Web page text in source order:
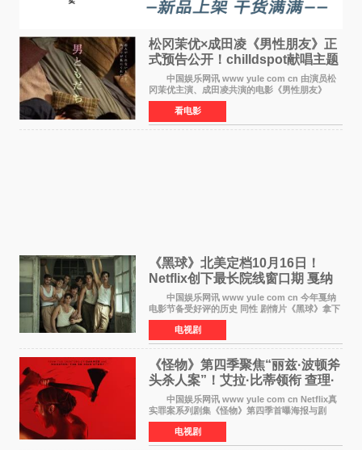
松冈茉优×成田凌《男性朋友》正
式预告公开！chilldspot献唱主题
中国娱乐网讯 www yule com cn 由演员松
冈茉优主演、成田凌共演的电影《男性朋友》
（三岛有纪子执导，11月6日上映）于8月5日公开
正式视觉图与正式预告片。同时，三人乐队
chilldspot为该片创
看电影
《黑球》北美定档10月16日！
Netflix创下最长院线窗口期 戛纳
最佳导演加持
中国娱乐网讯 www yule com cn 今年戛纳
电影节备受好评的历史 同性 剧情片《黑球》拿下
Netflix美国发行电影的最长院线放映期——该片
最新定档今年10月16日美国影院上映（此前定档
11月6日，如
电视剧
《怪物》第四季聚焦“丽兹·波顿斧
头杀人案”！艾拉·比蒂领衔 查理·
汉纳姆、莎拉·保
中国娱乐网讯 www yule com cn Netflix真
实罪案系列剧集《怪物》第四季首曝海报与剧
照，聚焦鹅妈妈童谣亦有记载的著名血腥杀人案
——丽兹·波顿砍死生父与继母案。 本季由艾
拉·比蒂饰
电视剧